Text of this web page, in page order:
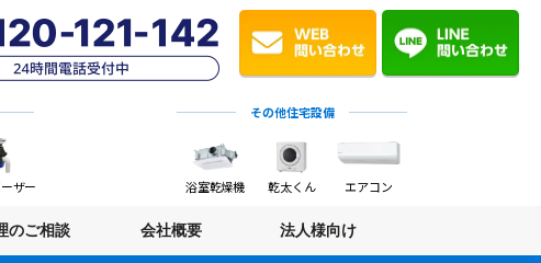
ザー
その他住宅設備
浴室乾燥機 乾太くん エアコン
のご相談 会社概要 法人様向け